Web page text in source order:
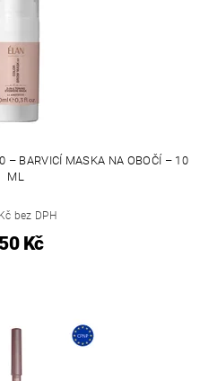
– BARVICÍ MASKA NA OBOČÍ – 10
ML
bez DPH
Kč